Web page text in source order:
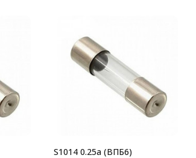
S1014 0.25а (ВПБ6)